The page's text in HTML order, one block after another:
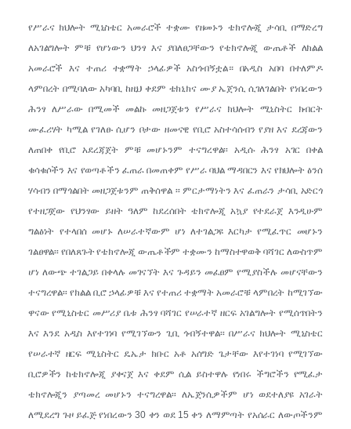
የሥራና ክህሎት ሚኒስቴር አመራሮች ተቋሙ የዘመኑን ቴክኖሎጂ ታሳቢ በማድረግ
ለአገልግሎት ምቹ የሆነውን ህንፃ እና ያበለፀጋቸውን የቴክኖሎጂ ውጤቶች ለክልል
አመራሮች እና ተጠሪ ተቋማት ኃላፊዎች አስጎብኝቷል። በአዲስ አበባ በተለምዶ
ላምበረት በሚባለው አካባቢ ከዚህ ቀደም ቴክኒክና ሙያ ኤጀንሲ ሲገለገልበት የነበረውን
ሕንፃ ለሥራው በሚመች መልኩ መዘጋጀቱን የሥራና ክህሎት ሚኒስትር ክብርት
ሙፈሪሃት ካሚል የገለፁ ሲሆን ቦታው ዘመናዊ የቢሮ አስተሳሰብን የያዘ እና ደረጃውን
ለጠበቀ የቢሮ አደረጃጀት ምቹ መሆኑንም ተናግረዋል፡፡ አዲሱ ሕንፃ አገር በቀል
ቁሳቁሶችን እና የወጣቶችን ፈጠራ በመጠቀም የሥራ ባህል ማዳበርን እና የክህሎት ፅንሰ
ሃሳብን በማጎልበት መዘጋጀቱንም ጠቅሰዋል ፡፡ ምርታማነትን እና ፈጠራን ታሳቢ አድርጎ
የተዘጋጀው የህንፃው ይዘት ዓለም ከደረሰበት ቴክኖሎጂ አኳያ የተደራጀ እንዲሁም
ግልፅነት የተላበሰ መሆኑ ለሠራተኛውም ሆነ ለተገልጋዩ እርካታ የሚፈጥር መሆኑን
ገልፀዋል፡፡ የበለጸጉት የቴክኖሎጂ ውጤቶችም ተቋሙን ከማስተዋወቅ ባሻገር ለውስጥም
ሆነ ለውጭ ተገልጋይ በቀላሉ መገናኘት እና ጉዳይን መፈፀም የሚያስችሉ መሆናቸውን
ተናግረዋል፡፡ የክልል ቢሮ ኃላፊዎቹ እና የተጠሪ ተቋማት አመራሮቹ ላምበረት ከሚገኘው
ዋናው የሚኒስቴር መሥሪያ ቤቱ ሕንፃ ባሻገር የሠራተኛ ዘርፍ አገልግሎት የሚሰጥበትን
እና እንደ አዲስ እየተገነባ የሚገኘውን ጊቢ ጎብኝተዋል፡፡ በሥራና ክህሎት ሚኒስቴር
የሠራተኛ ዘርፍ ሚኒስትር ዴኤታ ክቡር አቶ አሰግድ ጌታቸው እየተገነባ የሚገኘው
ቢሮዎችን ከቴክኖሎጂ ያቀናጀ እና ቀደም ሲል ይስተዋሉ የነበሩ ችግሮችን የሚፈታ
ቴክኖሎጂን ያጣመረ መሆኑን ተናግረዋል፡፡ ለኤጀንሲዎችም ሆነ ወደተለያዩ አገራት
ለሚደረግ ጉዞ ይፈጅ የነበረውን 30 ቀን ወደ 15 ቀን ለማምጣት የአሰራር ለውጦችንም